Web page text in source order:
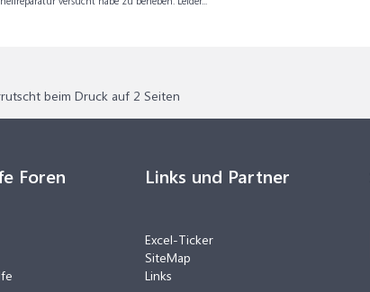
beim Druck auf 2 Seiten
Foren Links und Partner
Excel-Ticker
SiteMap
Links